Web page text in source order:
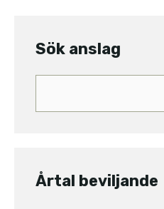
Sök anslag
Årtal beviljande